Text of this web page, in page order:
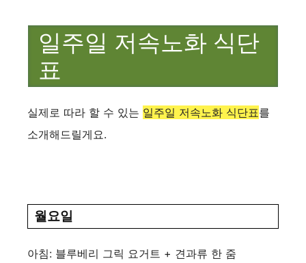
일주일 저속노화 식단
표
실제로 따라 할 수 있는 일주일 저속노화 식단표를
소개해드릴게요.
월요일
아침: 블루베리 그릭 요거트 + 견과류 한 줌